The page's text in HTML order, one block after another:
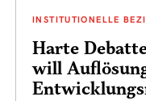
INSTITUTIONELLE
Harte
will